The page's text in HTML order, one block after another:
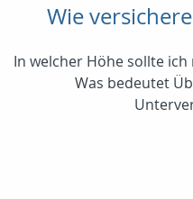
Wie
In welcher Höhe sollte
Was bedeutet